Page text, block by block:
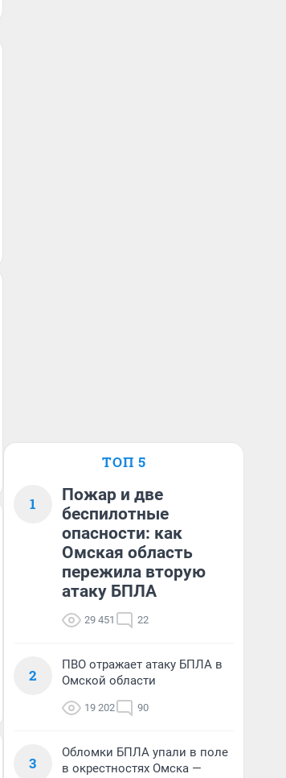
ТОП 5
1
Пожар и две
беспилотные
опасности: как
Омская область
пережила вторую
атаку БПЛА
29 451 22
2
ПВО отражает атаку БПЛА в
Омской области
19 202 90
3
Обломки БПЛА упали в поле
в окрестностях Омска —